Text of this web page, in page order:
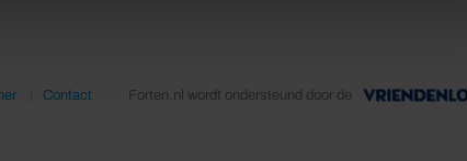
Contact Forten.nl wordt ondersteund door de